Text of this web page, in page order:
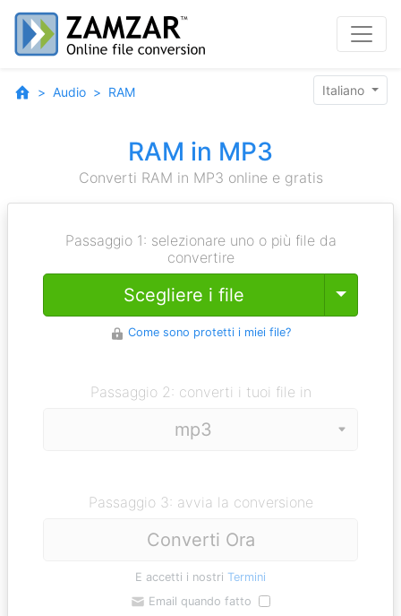
Audio RAM Italiano
RAM in MP3
Converti RAM in MP3 online e gratis
Passaggio 1: selezionare uno o più file da
convertire
Scegliere i file Toggle
Come sono protetti i miei file?
Passaggio 2: converti i tuoi file in
Passaggio 3: avvia la conversione
Converti Ora
E accetti i nostri Termini
Email quando fatto